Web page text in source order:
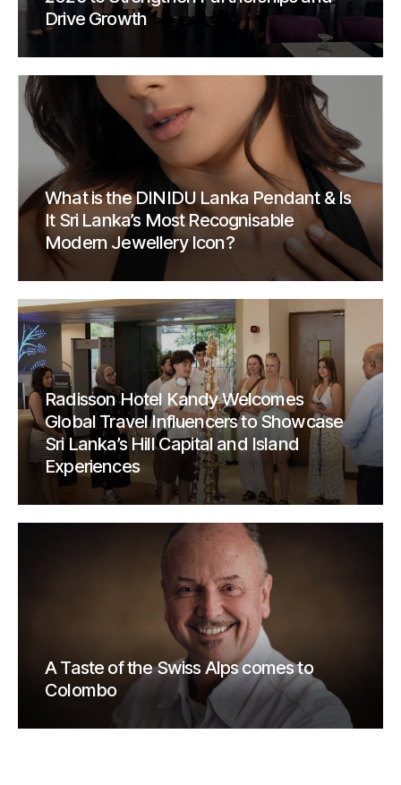
Drive Growth
What is the DINIDU Lanka Pendant & Is
It Sri Lanka’s Most Recognisable
Modern Jewellery Icon?
Radisson Hotel Kandy Welcomes
Global Travel Influencers to Showcase
Sri Lanka’s Hill Capital and Island
Experiences
A Taste of the Swiss Alps comes to
Colombo